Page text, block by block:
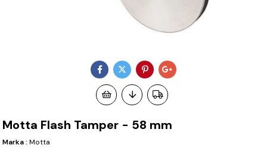
Motta Flash Tamper - 58 mm
Marka : Motta